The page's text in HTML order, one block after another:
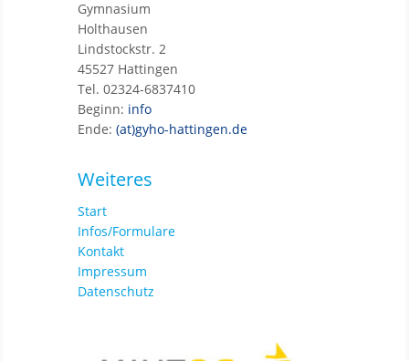
Gymnasium
Holthausen
Lindstockstr. 2
45527 Hattingen
Tel. 02324-6837410
Beginn: info
Ende: (at)gyho-hattingen.de
Weiteres
Start
Infos/Formulare
Kontakt
Impressum
Datenschutz